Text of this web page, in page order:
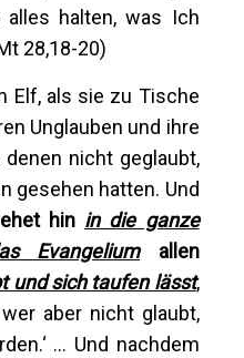
halten, was Ich
28,18-20)
Elf, als sie zu Tische
Unglauben und ihre
nicht geglaubt,
gesehen hatten. Und
hin in die ganze
Evangeliumallen
und sich taufen lässt,
aber nicht glaubt,
… Und nachdem